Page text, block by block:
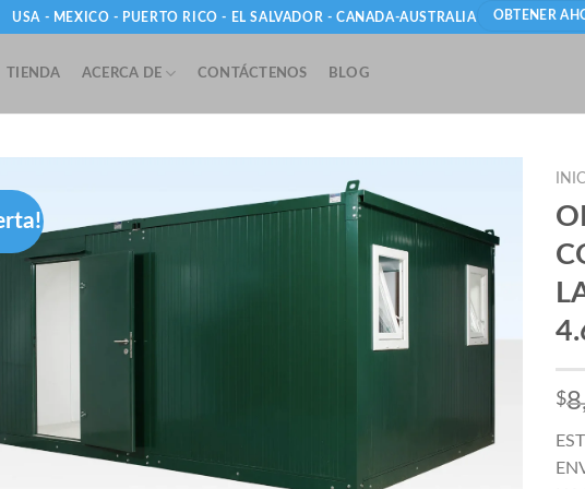
USA - MEXICO - PUERTO RICO - EL SALVADOR - CANADA-AUSTRALIA OBTENER
TIENDA ACERCA DE CONTÁCTENOS BLOG
Add to
wishlist
$